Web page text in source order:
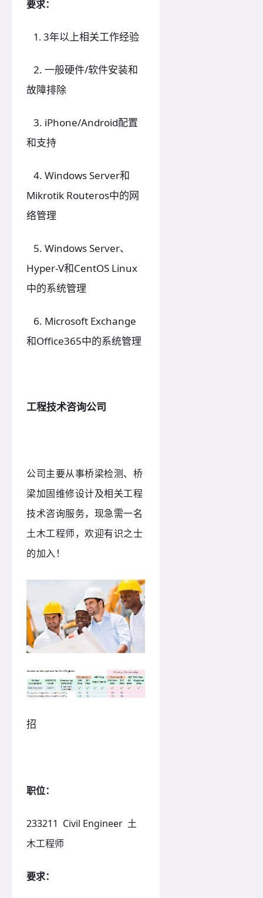
要求：
1. 3年以上相关工作经验
2. 一般硬件/软件安装和
故障排除
3. iPhone/Android配置
和支持
4. Windows Server和
Mikrotik Routeros中的网
络管理
5. Windows Server、
Hyper-V和CentOS Linux
中的系统管理
6. Microsoft Exchange
和Office365中的系统管理
工程技术咨询公司
公司主要从事桥梁检测、桥
梁加固维修设计及相关工程
技术咨询服务，现急需一名
土木工程师，欢迎有识之士
的加入！
招
职位：
233211 Civil Engineer 土
木工程师
要求：